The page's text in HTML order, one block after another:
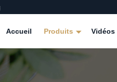
Accueil Produits Vidéos